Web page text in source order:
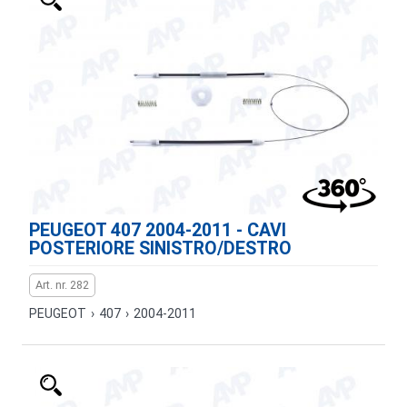
PEUGEOT 407 2004-2011 - CAVI
POSTERIORE SINISTRO/DESTRO
Art. nr. 282
PEUGEOT › 407 › 2004-2011